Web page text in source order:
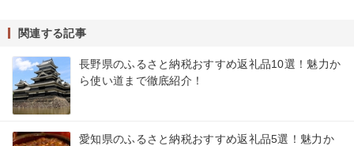
関連する記事
長野県のふるさと納税おすすめ返礼品10選！魅力か
ら使い道まで徹底紹介！
愛知県のふるさと納税おすすめ返礼品5選！魅力か